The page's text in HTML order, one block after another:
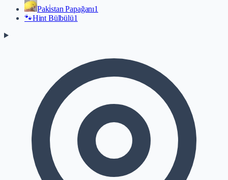
Paki̇stan Papağanı1
🐾Hint Bülbülü1